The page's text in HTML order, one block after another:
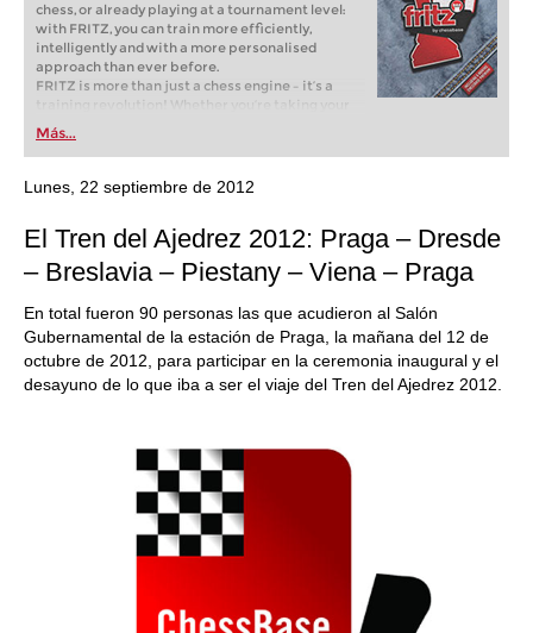
chess, or already playing at a tournament level:
with FRITZ, you can train more efficiently,
intelligently and with a more personalised
approach than ever before.
FRITZ is more than just a chess engine – it’s a
training revolution! Whether you’re taking your
first steps into the world of club chess, or already
playing at a tournament level: with FRITZ, you can
train more efficiently, intelligently and with a
more personalised approach than ever before.
Más...
Lunes, 22 septiembre de 2012
El Tren del Ajedrez 2012: Praga – Dresde
– Breslavia – Piestany – Viena – Praga
En total fueron 90 personas las que acudieron al Salón
Gubernamental de la estación de Praga, la mañana del 12 de
octubre de 2012, para participar en la ceremonia inaugural y el
desayuno de lo que iba a ser el viaje del Tren del Ajedrez 2012.